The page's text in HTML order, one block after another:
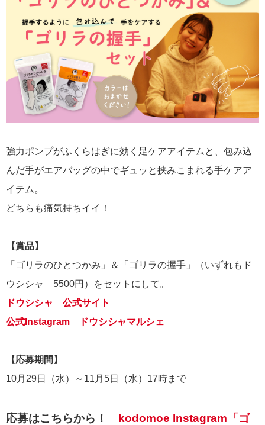
強力ポンプがふくらはぎに効く足ケアアイテムと、包み込
んだ手がエアバッグの中でギュッと挟みこまれる手ケアア
イテム。
どちらも痛気持ちイイ！
【賞品】
「ゴリラのひとつかみ」＆「ゴリラの握手」（いずれもド
ウシシャ 5500円）をセットにして。
ドウシシャ 公式サイト
公式Instagram ドウシシャマルシェ
【応募期間】
10月29日（水）～11月5日（水）17時まで
応募はこちらから！
kodomoe Instagram「ゴ